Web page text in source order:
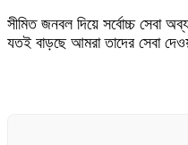
সীমিত জনবল দিয়ে সর্বোচ্চ সেবা
যতই বাড়ছে আমরা তাদের সেবা